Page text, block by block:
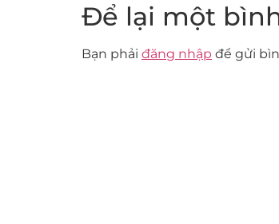
Để lại một
Bạn phải đăng nhập để gửi